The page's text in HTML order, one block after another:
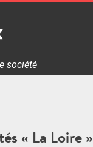
de jeux de société
société
« La Loire »